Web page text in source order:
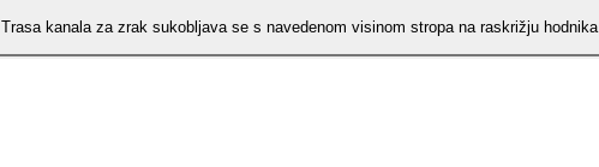
Trasa kanala za zrak sukobljava se s navedenom visinom stropa na raskrižju hodnika